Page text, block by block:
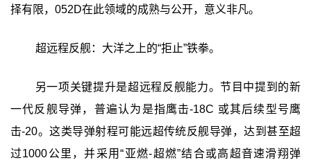
择有限，052D在此领域的成熟与公开，意义非凡。
超远程反舰：大洋之上的“拒止”铁拳。
另一项关键提升是超远程反舰能力。节目中提到的新
一代反舰导弹，普遍认为是指鹰击-18C 或其后续型号鹰
击-20。这类导弹射程可能远超传统反舰导弹，达到甚至超
过1000公里，并采用“亚燃-超燃”结合或高超音速滑翔弹